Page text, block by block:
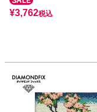
¥3,762税込